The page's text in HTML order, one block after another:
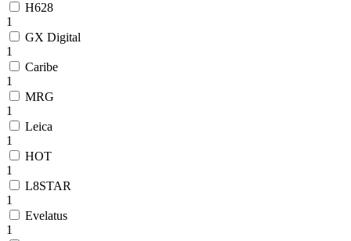
H628
1
GX Digital
1
Caribe
1
MRG
1
Leica
1
HOT
1
L8STAR
1
Evelatus
1